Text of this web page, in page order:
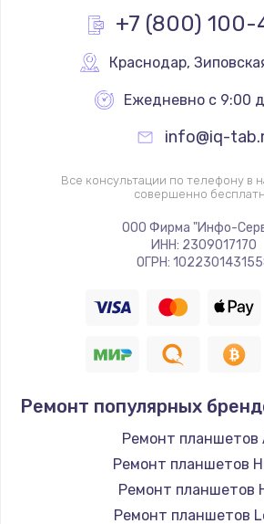
Ремонт цепей
Замена жесткого
660 руб.
Заказать
Установка
725 руб.
1400 руб.
Ремонт петель
Заказать
+7 (800)
Краснодар,
Ежедневно с 9:00
info@iq-
Все консультации по телефону в
совершенно
ООО Фирма "Инфо-
ИНН: 2309017170
ОГРН:
Ремонт популярных
Ремонт планшетов
Ремонт планшетов
Ремонт планшетов
Ремонт планшетов